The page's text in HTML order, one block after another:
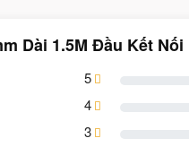
Dài 1.5M Đầu Kết Nối
5
4
3